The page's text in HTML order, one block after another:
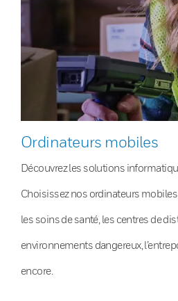
Ordinateurs mobiles
Découvrez les solutions
Choisissez nos ordinateurs
les soins de santé, les centres de
environnements dangereux,
encore.